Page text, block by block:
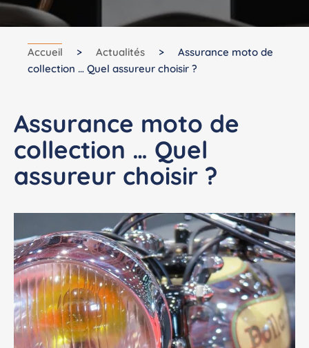
Accueil > Actualités > Assurance moto de
collection … Quel assureur choisir ?
Assurance moto de
collection … Quel
assureur choisir ?